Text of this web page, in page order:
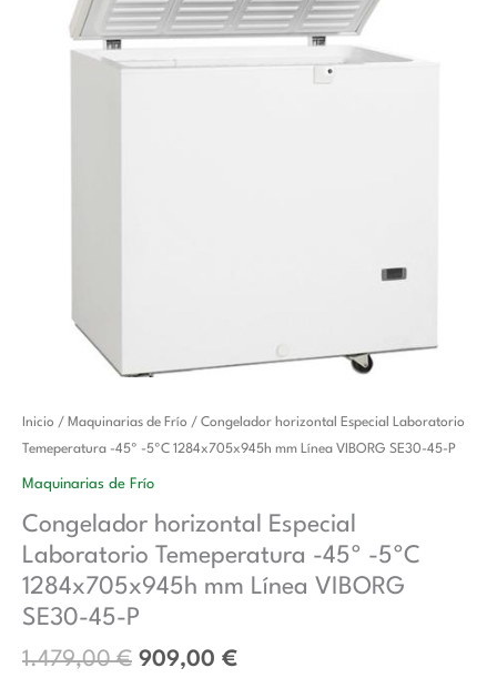
Inicio / Maquinarias de Frío / Congelador horizontal Especial Laboratorio
Temeperatura -45º -5ºC 1284x705x945h mm Línea VIBORG SE30-45-P
Maquinarias de Frío
Congelador horizontal Especial
Laboratorio Temeperatura -45º -5ºC
1284x705x945h mm Línea VIBORG
SE30-45-P
1.479,00€
El
precio
original
1.479,00 €.
909,00 €
El
precio
909,00 €.
Congelador
horizontal
Especial
Temeperatura
-45º
-5ºC
1284x705x945h
Línea
cantidad